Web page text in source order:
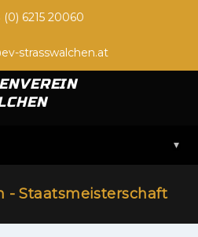
(0) 6215 20060
strasswalchen.at
▾
- Staatsmeisterschaft